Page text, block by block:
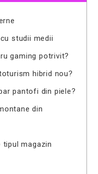
studii medii
gaming potrivit?
hibrid nou?
pantofi din piele?
din
magazin